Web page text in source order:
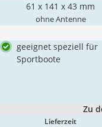
61 x 141 x 43 mm
ohne Antenne
geeignet speziell für
Sportboote
Zu
Lieferzeit